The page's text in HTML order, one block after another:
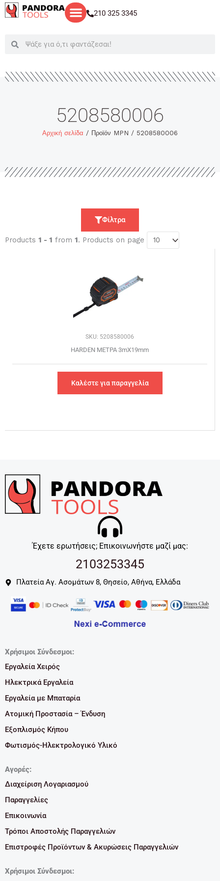
Μετάβαση
στο
210 325 3345
SearchSearch
5208580006
Αρχική σελίδα / Προϊόν MPN / 5208580006
Φίλτρα
Products 1 - 1 from 1. Products on page
SKU: 5208580006
HARDEN ΜΕΤΡΑ 3mΧ19mm
Καλέστε για παραγγελία
Έχετε ερωτήσεις; Επικοινωνήστε μαζί μας:
2103253345
Πλατεία Αγ. Ασομάτων 8, Θησείο, Αθήνα, Ελλάδα
Χρήσιμοι Σύνδεσμοι:
Εργαλεία Χειρός
Ηλεκτρικά Εργαλεία
Εργαλεία με Μπαταρία
Ατομική Προστασία – Ένδυση
Εξοπλισμός Κήπου
Φωτισμός-Ηλεκτρολογικό Υλικό
Αγορές:
Διαχείριση Λογαριασμού
Παραγγελίες
Επικοινωνία
Τρόποι Αποστολής Παραγγελιών
Επιστροφές Προϊόντων & Ακυρώσεις Παραγγελιών
Χρήσιμοι Σύνδεσμοι: